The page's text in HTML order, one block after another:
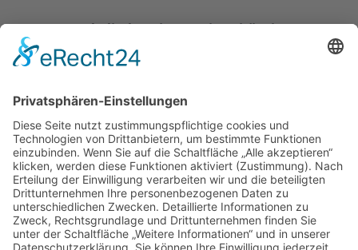
Katholische Privat-Universität Linz
Bethlehemstraße 20
T:+43 732 / 784293
E:office[at]ku-linz.at